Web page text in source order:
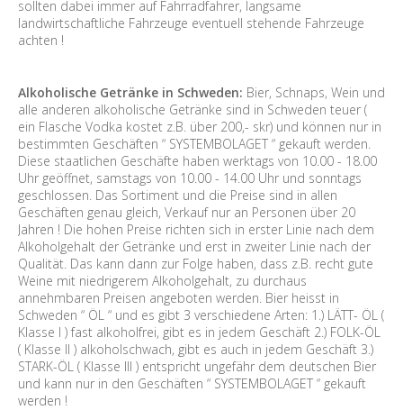
sollten dabei immer auf Fahrradfahrer, langsame
landwirtschaftliche Fahrzeuge eventuell stehende Fahrzeuge
achten !
Alkoholische Getränke in Schweden: Bier, Schnaps, Wein und
alle anderen alkoholische Getränke sind in Schweden teuer (
ein Flasche Vodka kostet z.B. über 200,- skr) und können nur in
bestimmten Geschäften “ SYSTEMBOLAGET “ gekauft werden.
Diese staatlichen Geschäfte haben werktags von 10.00 - 18.00
Uhr geöffnet, samstags von 10.00 - 14.00 Uhr und sonntags
geschlossen. Das Sortiment und die Preise sind in allen
Geschäften genau gleich, Verkauf nur an Personen über 20
Jahren ! Die hohen Preise richten sich in erster Linie nach dem
Alkoholgehalt der Getränke und erst in zweiter Linie nach der
Qualität. Das kann dann zur Folge haben, dass z.B. recht gute
Weine mit niedrigerem Alkoholgehalt, zu durchaus
annehmbaren Preisen angeboten werden. Bier heisst in
Schweden “ ÖL “ und es gibt 3 verschiedene Arten: 1.) LÄTT- ÖL (
Klasse I ) fast alkoholfrei, gibt es in jedem Geschäft 2.) FOLK-ÖL
( Klasse II ) alkoholschwach, gibt es auch in jedem Geschäft 3.)
STARK-ÖL ( Klasse III ) entspricht ungefähr dem deutschen Bier
und kann nur in den Geschäften “ SYSTEMBOLAGET “ gekauft
werden !